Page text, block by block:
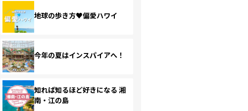
地球の歩き方♥偏愛ハワイ
今年の夏はインスパイアへ！
知れば知るほど好きになる 湘
南・江の島